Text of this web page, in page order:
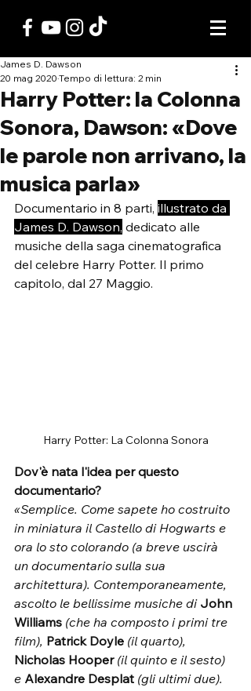
Harry Potter: la Colonna
Sonora, Dawson: «Dove
le parole non arrivano, la
musica parla»
James D. Dawson
20 mag 2020 Tempo di lettura: 2 min
Documentario in 8 parti, illustrato da
James D. Dawson, dedicato alle
musiche della saga cinematografica
del celebre Harry Potter. Il primo
capitolo, dal 27 Maggio.
Harry Potter: La Colonna Sonora
Dov'è nata l'idea per questo
documentario?
«Semplice. Come sapete ho costruito
in miniatura il Castello di Hogwarts e
ora lo sto colorando (a breve uscirà
un documentario sulla sua
architettura). Contemporaneamente,
ascolto le bellissime musiche di John
Williams (che ha composto i primi tre
film), Patrick Doyle (il quarto),
Nicholas Hooper (il quinto e il sesto)
e Alexandre Desplat (gli ultimi due).